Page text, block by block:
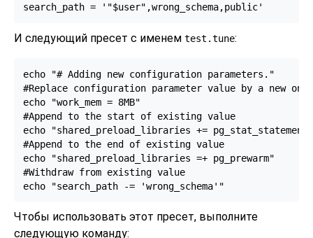
search_path = '"$user",wrong_schema,public'
И следующий пресет с именем test.tune:
echo "# Adding new configuration parameters."
#Replace configuration parameter value by a new one
echo "work_mem = 8MB"
#Append to the start of existing value
echo "shared_preload_libraries +=
#Append to the end of existing value
echo "shared_preload_libraries =+ pg_prewarm"
#Withdraw from existing value
echo "search_path -= 'wrong_schema'"
Чтобы использовать этот пресет, выполните
следующую команду: